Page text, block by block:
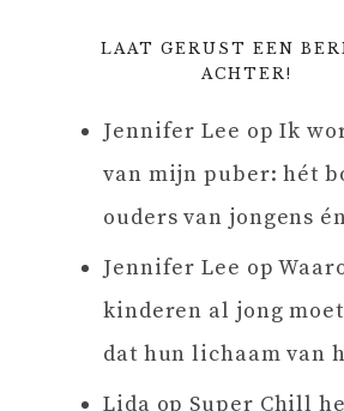
LAAT GERUST EEN
ACHTER!
Jennifer Lee opIk
van mijn puber: hét
ouders van jongens
Jennifer Lee op
kinderen al jong
dat hun lichaam van
Lida op Super Chill